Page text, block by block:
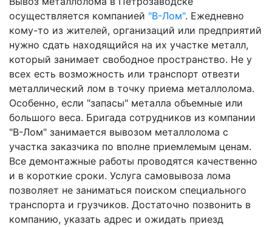
осуществляется компанией "В-Лом". Ежедневно
кому-то из жителей, организаций или предприятий
нужно сдать находящийся на их участке металл,
который занимает свободное пространство. Не у
всех есть возможность или транспорт отвезти
металлический лом в точку приема металлолома.
Особенно, если "запасы" металла объемные или
большого веса. Бригада сотрудников из компании
"В-Лом" занимается вывозом металлолома с
участка заказчика по вполне приемлемым ценам.
Все демонтажные работы проводятся качественно
и в короткие сроки. Услуга самовывоза лома
позволяет не заниматься поиском специального
транспорта и грузчиков. Достаточно позвонить в
компанию, указать адрес и ожидать приезд